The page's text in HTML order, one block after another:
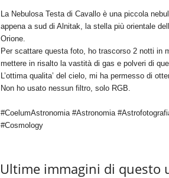
La Nebulosa Testa di Cavallo è una piccola
appena a sud di Alnitak, la stella più orientale
Orione.
Per scattare questa foto, ho trascorso 2 notti in
mettere in risalto la vastità di gas e polveri di
L’ottima qualita’ del cielo, mi ha permesso di
Non ho usato nessun filtro, solo RGB.
#CoelumAstronomia #Astronomia
#Cosmology
Ultime immagini di questo